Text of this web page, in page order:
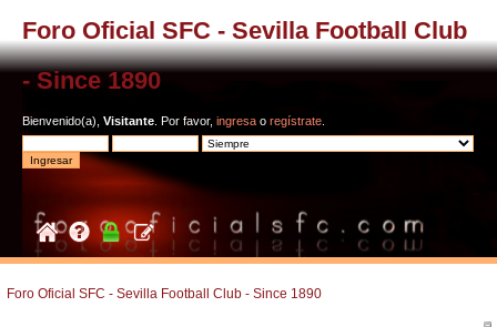
Foro Oficial SFC - Sevilla Football Club
- Since 1890
Bienvenido(a), Visitante . Por favor, ingresa o regístrate
Foro Oficial SFC - Sevilla Football Club - Since 1890